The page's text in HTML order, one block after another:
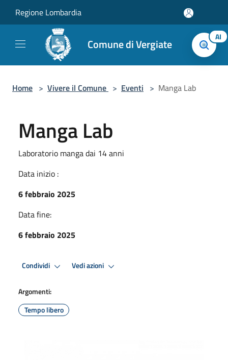
Regione Lombardia
Comune di Vergiate AI
Home > Vivere il Comune > Eventi > Manga Lab
Manga Lab
Laboratorio manga dai 14 anni
Data inizio :
6 febbraio 2025
Data fine:
6 febbraio 2025
Condividi Vedi azioni
Argomenti:
Tempo libero